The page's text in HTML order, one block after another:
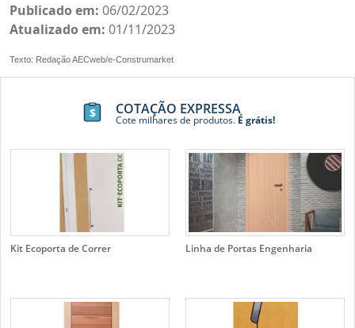
Publicado em: 06/02/2023
Atualizado em: 01/11/2023
Texto: Redação AECweb/e-Construmarket
COTAÇÃO EXPRESSA
Cote milhares de produtos.É grátis!
Kit Ecoporta de Correr Linha de Portas Engenharia